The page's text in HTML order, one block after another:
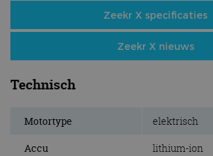
Zeekr X specificaties
Zeekr X nieuws
Technisch
Motortype elektrisch
Accu lithium-ion